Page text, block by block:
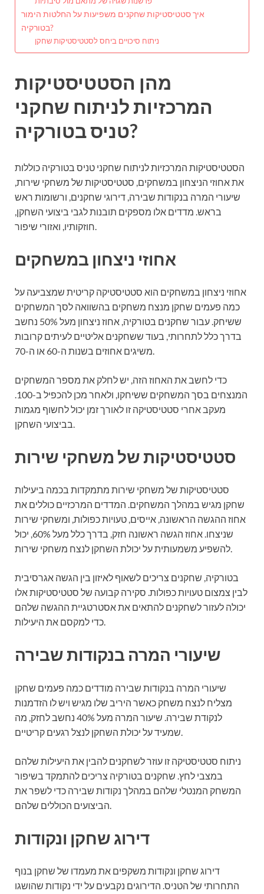
איך סטטיסטיקות שחקנים משפיעות על החלטות הימור
בטורקיה?
ניתוח סיכויים ביחס לסטטיסטיקות שחקן
מהן הסטטיסטיקות
המרכזיות לניתוח שחקני
טניס בטורקיה?
הסטטיסטיקות המרכזיות לניתוח שחקני טניס בטורקיה כוללות
את אחוזי הניצחון במשחקים, סטטיסטיקות של משחקי שירות,
שיעורי המרה בנקודות שבירה, דירוגי שחקנים, ורשומות ראש
בראש. מדדים אלו מספקים תובנות לגבי ביצועי השחקן,
אחוזי ניצחון במשחקים
אחוזי ניצחון במשחקים הוא סטטיסטיקה קריטית שמצביעה על
כמה פעמים שחקן מנצח משחקים בהשוואה לסך המשחקים
ששיחק. עבור שחקנים בטורקיה, אחוז ניצחון מעל 50% נחשב
בדרך כלל לתחרותי, בעוד ששחקנים אליטיים לעיתים קרובות
משיגים אחוזים בשנות ה-60 או ה-70.
כדי לחשב את האחוז הזה, יש לחלק את מספר המשחקים
המנצחים בסך המשחקים ששיחקו, ולאחר מכן להכפיל ב-100.
מעקב אחרי סטטיסטיקה זו לאורך זמן יכול לחשוף מגמות
בביצועי השחקן.
סטטיסטיקות של משחקי שירות
סטטיסטיקות של משחקי שירות מתמקדות בכמה ביעילות
שחקן מגיש במהלך המשחקים. המדדים המרכזיים כוללים את
אחוז ההגשה הראשונה, אייסים, טעויות כפולות, ומשחקי שירות
שניצחו. אחוז הגשה ראשונה חזק, בדרך כלל מעל 60%, יכול
להשפיע משמעותית על יכולת השחקן לנצח משחקי שירות.
בטורקיה, שחקנים צריכים לשאוף לאיזון בין הגשה אגרסיבית
לבין צמצום טעויות כפולות. סקירה קבועה של סטטיסטיקות אלו
יכולה לעזור לשחקנים להתאים את אסטרטגיית ההגשה שלהם
כדי למקסם את היעילות.
שיעורי המרה בנקודות שבירה
שיעורי המרה בנקודות שבירה מודדים כמה פעמים שחקן
מצליח לנצח משחק כאשר היריב שלו מגיש ויש לו הזדמנות
לנקודת שבירה. שיעור המרה מעל 40% נחשב לחזק, מה
ניתוח סטטיסטיקה זו עוזר לשחקנים להבין את היעילות שלהם
במצבי לחץ. שחקנים בטורקיה צריכים להתמקד בשיפור
המשחק המנטלי שלהם במהלך נקודות שבירה כדי לשפר את
דירוג שחקן ונקודות
דירוג שחקן ונקודות משקפים את מעמדו של שחקן בנוף
התחרותי של הטניס. הדירוגים נקבעים על ידי נקודות שהושגו